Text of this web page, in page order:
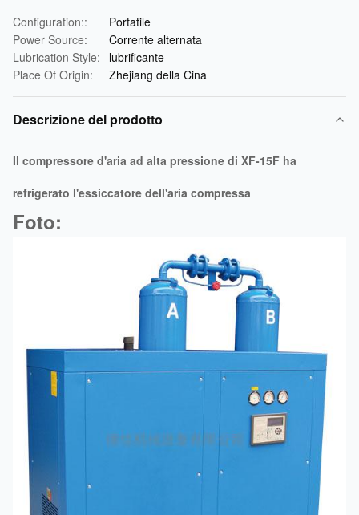
Configuration::
Portatile
Power Source:
Corrente alternata
Lubrication Style:
lubrificante
Place Of Origin:
Zhejiang della Cina
Descrizione del prodotto
Il compressore d'aria ad alta pressione di XF-15F ha
refrigerato l'essiccatore dell'aria compressa
Foto: